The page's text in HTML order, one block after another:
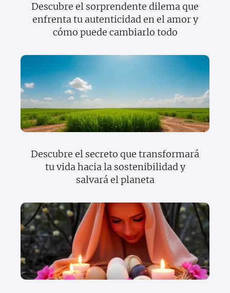
Descubre el sorprendente dilema que
enfrenta tu autenticidad en el amor y
cómo puede cambiarlo todo
Descubre el secreto que transformará
tu vida hacia la sostenibilidad y
salvará el planeta